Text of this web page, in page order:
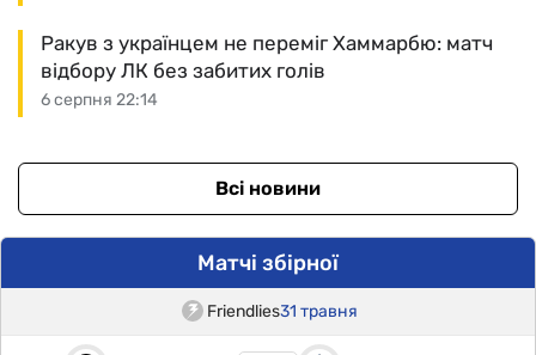
6 серпня 22:14
Ракув з українцем не переміг Хаммарбю: матч
відбору ЛК без забитих голів
Всі новини
Матчі збірної
Friendlies31 травня